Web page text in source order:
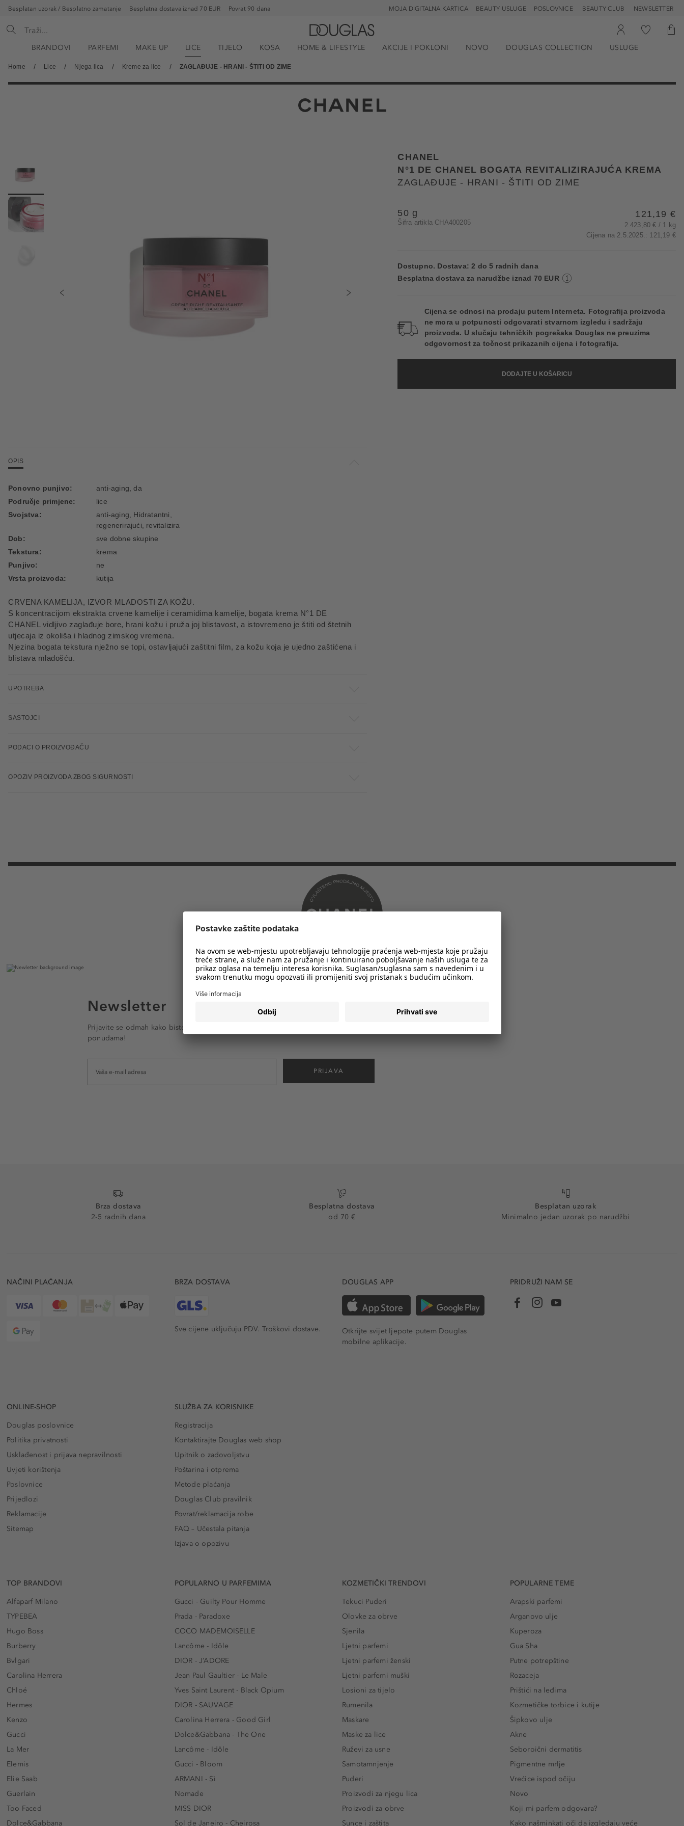
Besplatan uzorak / Besplatno zamatanje Besplatna dostava iznad 70 EUR Povrat 90 dana POSLOVNICE BEAUTY CLUB NEWSLETTER
BEAUTY USLUGE
MOJA DIGITALNA KARTICA
BRANDOVI PARFEMI MAKE UP LICE TIJELO KOSA HOME & LIFESTYLE AKCIJE I POKLONI NOVO DOUGLAS COLLECTION USLUGE
Home Lice Njega lica Kreme za lice ZAGLAĐUJE - HRANI - ŠTITI OD ZIME
CHANEL
N°1 DE CHANEL BOGATA REVITALIZIRAJUĆA KREMA
ZAGLAĐUJE - HRANI - ŠTITI OD ZIME
50 g
Šifra artikla CHA400205
121,19 €
2.423,80 € / 1 kg
Cijena na 2.5.2025.: 121,19 €
Dostupno. Dostava: 2 do 5 radnih dana
Besplatna dostava za narudžbe iznad 70 EUR
Cijena se odnosi na prodaju putem Interneta. Fotografija proizvoda
ne mora u potpunosti odgovarati stvarnom izgledu i sadržaju
proizvoda. U slučaju tehničkih pogrešaka Douglas ne preuzima
odgovornost za točnost prikazanih cijena i fotografija.
DODAJTE U KOŠARICU
OPIS
CRVENA KAMELIJA, IZVOR MLADOSTI ZA KOŽU.
S koncentracijom ekstrakta crvene kamelije i ceramidima kamelije, bogata krema N°1 DE
CHANEL vidljivo zaglađuje bore, hrani kožu i pruža joj blistavost, a istovremeno je štiti od štetnih
utjecaja iz okoliša i hladnog zimskog vremena.
Njezina bogata tekstura nježno se topi, ostavljajući zaštitni film, za kožu koja je ujedno zaštićena i
blistava mladošću.
Ponovno punjivo:
anti-aging, da
Područje primjene:
lice
Svojstva:
anti-aging, Hidratantni,
regenerirajući, revitalizira
Dob:
sve dobne skupine
Tekstura:
krema
Punjivo:
ne
Vrsta proizvoda:
kutija
UPOTREBA
SASTOJCI
PODACI O PROIZVOĐAČU
OPOZIV PROIZVODA ZBOG SIGURNOSTI
Newsletter
Prijavite se odmah kako biste e-mailom primali obavijesti o svim trendovima i
ponudama!
PRIJAVA
Brza dostava
2-5 radnih dana
Besplatna dostava
od 70 €
Besplatan uzorak
Minimalno jedan uzorak po narudžbi
NAČINI PLAĆANJA BRZA DOSTAVA
Sve cijene uključuju PDV. Troškovi dostave.
DOUGLAS APP
Otkrijte svijet ljepote putem Douglas
mobilne aplikacije.
PRIDRUŽI NAM SE
ONLINE-SHOP
Douglas poslovnice
Politika privatnosti
Usklađenost i prijava nepravilnosti
Uvjeti korištenja
Poslovnice
Prijedlozi
Reklamacije
Sitemap
SLUŽBA ZA KORISNIKE
Registracija
Kontaktirajte Douglas web shop
Upitnik o zadovoljstvu
Poštarina i otprema
Metode plaćanja
Douglas Club pravilnik
Povrat/reklamacija robe
FAQ – Učestala pitanja
Izjava o opozivu
TOP BRANDOVI
Alfaparf Milano
TYPEBEA
Hugo Boss
Burberry
Bvlgari
Carolina Herrera
Chloé
Hermes
Kenzo
Gucci
La Mer
Elemis
Elie Saab
Guerlain
Too Faced
Dolce&Gabbana
POPULARNO U PARFEMIMA
Gucci - Guilty Pour Homme
Prada - Paradoxe
COCO MADEMOISELLE
Lancôme - Idôle
DIOR - J’ADORE
Jean Paul Gaultier - Le Male
Yves Saint Laurent - Black Opium
DIOR - SAUVAGE
Carolina Herrera - Good Girl
Dolce&Gabbana - The One
Lancôme - Idôle
Gucci - Bloom
ARMANI - Sì
Nomade
MISS DIOR
Sol de Janeiro - Cheirosa
KOZMETIČKI TRENDOVI
Tekuci Puderi
Olovke za obrve
Sjenila
Ljetni parfemi
Ljetni parfemi ženski
Ljetni parfemi muški
Losioni za tijelo
Rumenila
Maskare
Maske za lice
Ruževi za usne
Samotamnjenje
Puderi
Proizvodi za njegu lica
Proizvodi za obrve
Sunce i zaštita
POPULARNE TEME
Arapski parfemi
Arganovo ulje
Kuperoza
Gua Sha
Putne potrepštine
Rozaceja
Prištići na leđima
Kozmetičke torbice i kutije
Šipkovo ulje
Akne
Seboroični dermatitis
Pigmentne mrlje
Vrećice ispod očiju
Novo
Koji mi parfem odgovara?
Kako našminkati oči da izgledaju veće